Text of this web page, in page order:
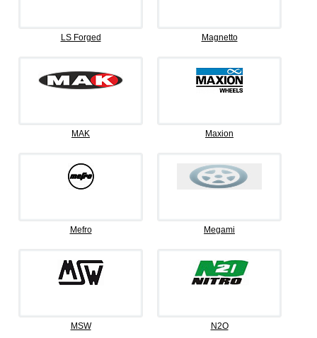
LS Forged Magnetto
MAK Maxion
Mefro Megami
MSW N2O